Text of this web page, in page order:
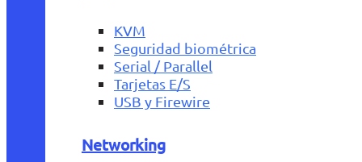
KVM
Seguridad biométrica
Serial / Parallel
Tarjetas E/S
USB y Firewire
Networking